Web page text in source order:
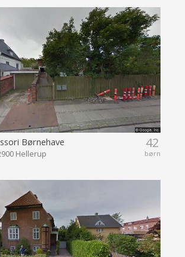
42
børn
Børnehave
Hellerup